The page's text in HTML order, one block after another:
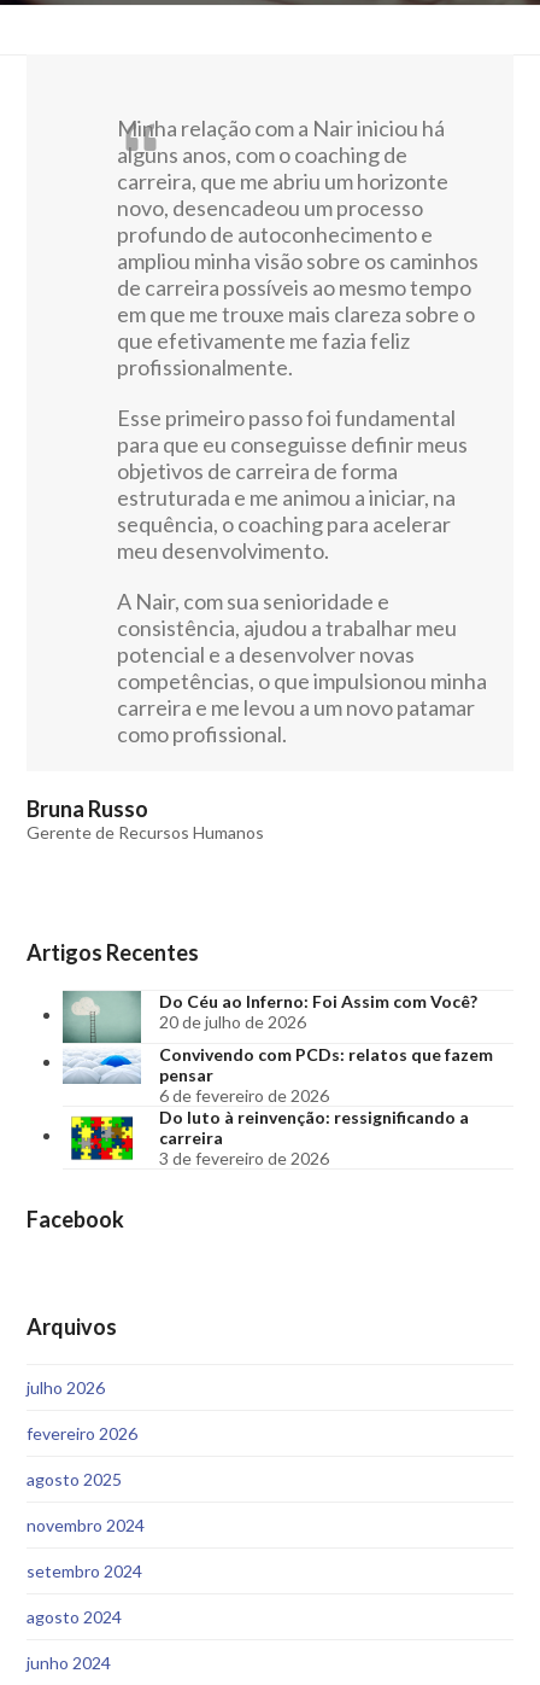
Minha relação com a Nair iniciou há
alguns anos, com o coaching de
carreira, que me abriu um horizonte
novo, desencadeou um processo
profundo de autoconhecimento e
ampliou minha visão sobre os caminhos
de carreira possíveis ao mesmo tempo
em que me trouxe mais clareza sobre o
que efetivamente me fazia feliz
profissionalmente.
Esse primeiro passo foi fundamental
para que eu conseguisse definir meus
objetivos de carreira de forma
estruturada e me animou a iniciar, na
sequência, o coaching para acelerar
meu desenvolvimento.
A Nair, com sua senioridade e
consistência, ajudou a trabalhar meu
potencial e a desenvolver novas
competências, o que impulsionou minha
carreira e me levou a um novo patamar
como profissional.
Bruna Russo
Gerente de Recursos Humanos
Artigos Recentes
Do Céu ao Inferno: Foi Assim com Você?
20 de julho de 2026
Convivendo com PCDs: relatos que fazem
pensar
6 de fevereiro de 2026
Do luto à reinvenção: ressignificando a
carreira
3 de fevereiro de 2026
Facebook
Arquivos
julho 2026
fevereiro 2026
agosto 2025
novembro 2024
setembro 2024
agosto 2024
junho 2024